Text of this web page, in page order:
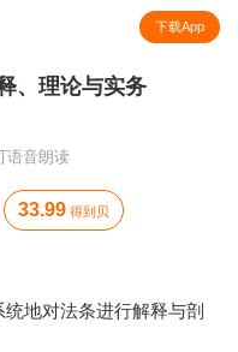
下载App
、理论与实务
语音朗读
33.99 得到贝
地对法条进行解释与剖